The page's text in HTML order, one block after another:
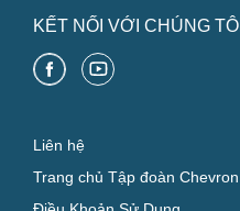
KẾT NỐI VỚI CHÚNG TÔI
Liên hệ
Trang chủ Tập đoàn Chevron